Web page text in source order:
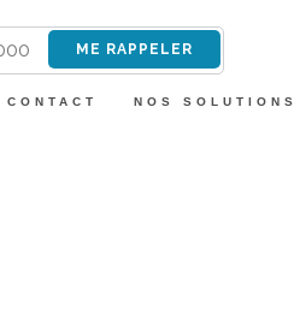
CONTACT NOS SOLUTIONS